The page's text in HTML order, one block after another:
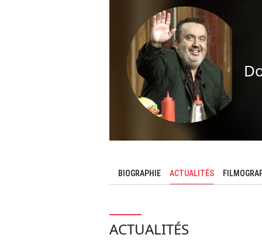
BIOGRAPHIE ACTUALITÉS
ACTUALITÉS